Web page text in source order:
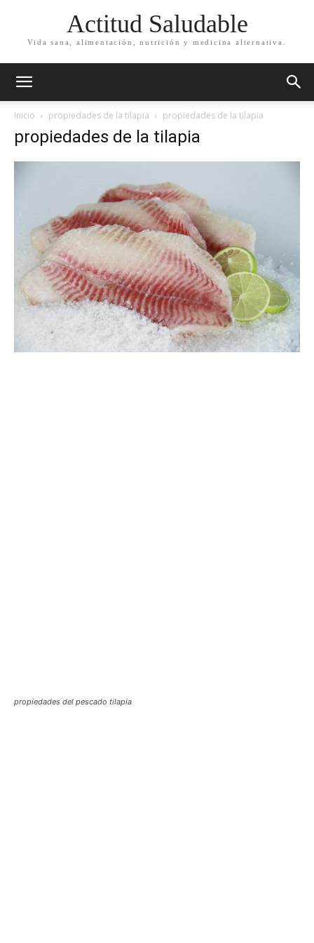
Actitud Saludable
Vida sana, alimentación, nutrición y medicina alternativa.
Inicio propiedades de la tilapia propiedades de la tilapia
propiedades de la tilapia
propiedades del pescado tilapia